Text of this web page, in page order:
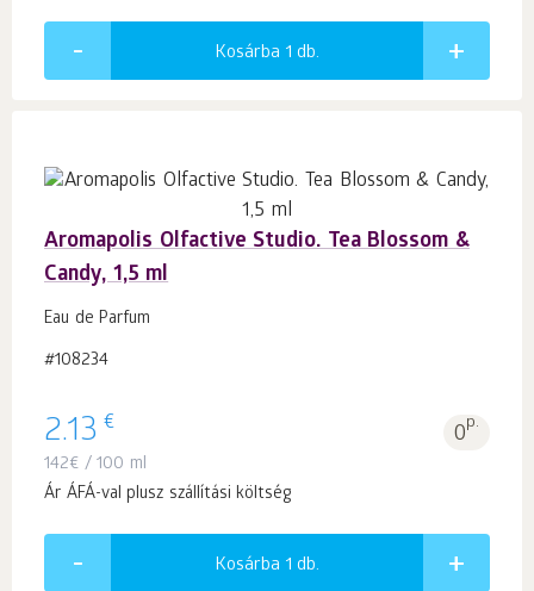
Kosárba 1 db.
Aromapolis Olfactive Studio. Tea Blossom &
Candy, 1,5 ml
Eau de Parfum
#108234
2.13 € 0p.
142€ / 100 ml
Ár ÁFÁ-val plusz szállítási költség
Kosárba 1 db.